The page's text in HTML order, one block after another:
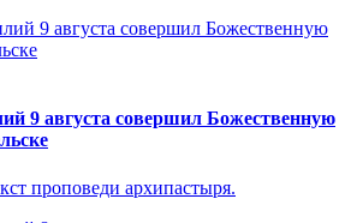
9 августа совершил Божественную
проповеди архипастыря.